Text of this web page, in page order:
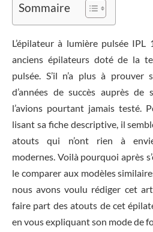
Sommaire
L’épilateur à lumière pulsée IPL
anciens épilateurs doté de la
pulsée. S’il n’a plus à
d’années de succès auprès de
l’avions pourtant jamais testé.
lisant sa fiche descriptive, il
atouts qui n’ont rien à
modernes. Voilà pourquoi après
le comparer aux modèles
nous avons voulu rédiger cet
faire part des atouts de cet
en vous expliquant son mode de